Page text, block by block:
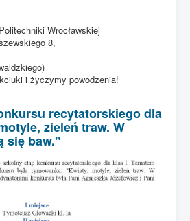
Wrocławskiej
8,
i życzymy powodzenia!
recytatorskiego dla
zieleń traw. W
się baw."